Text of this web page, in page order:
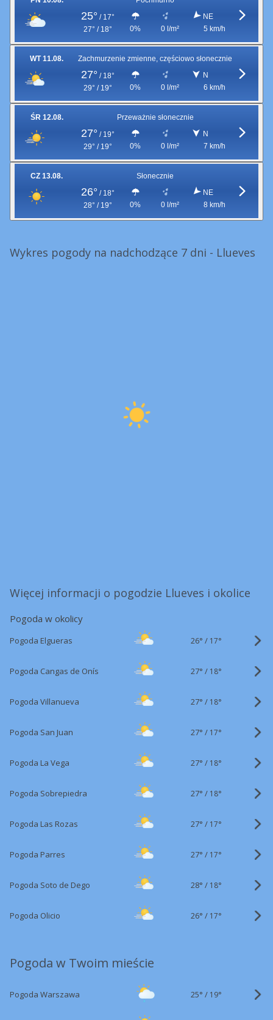
25° / 17°
27° / 18°
0% 0 l/m²
NE
5 km/h
WT 11.08. Zachmurzenie zmienne, częściowo słonecznie
27° / 18°
29° / 19°
0% 0 l/m²
N
6 km/h
ŚR 12.08. Przeważnie słonecznie
27° / 19°
29° / 19°
0% 0 l/m²
N
7 km/h
CZ 13.08. Słonecznie
26° / 18°
28° / 19°
0% 0 l/m²
NE
8 km/h
Wykres pogody na nadchodzące 7 dni - Llueves
Więcej informacji o pogodzie Llueves i okolice
Pogoda w okolicy
Pogoda Elgueras 26° / 17°
Pogoda Cangas de Onís 27° / 18°
Pogoda Villanueva 27° / 18°
Pogoda San Juan 27° / 17°
Pogoda La Vega 27° / 18°
Pogoda Sobrepiedra 27° / 18°
Pogoda Las Rozas 27° / 17°
Pogoda Parres 27° / 17°
Pogoda Soto de Dego 28° / 18°
Pogoda Olicio 26° / 17°
Pogoda w Twoim mieście
Pogoda Warszawa 25° / 19°